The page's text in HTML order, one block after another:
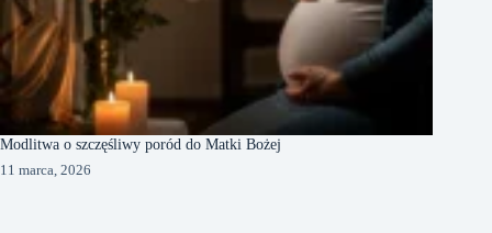
Modlitwa o szczęśliwy poród do Matki Bożej
11 marca, 2026